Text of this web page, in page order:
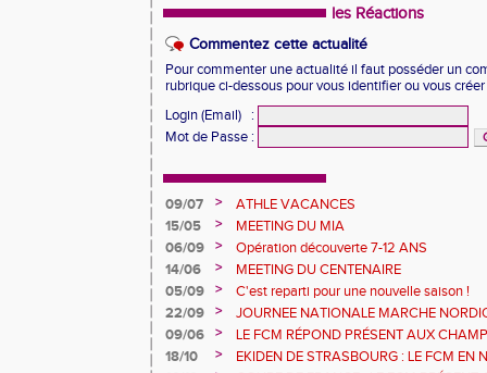
les Réactions
Commentez cette actualité
Pour commenter une actualité il faut posséder un
rubrique ci-dessous pour vous identifier ou vous
Login (Email)
:
Mot de Passe :
09/07 >
ATHLE VACANCES
15/05
>
MEETING DU MIA
06/09
>
Opération découverte 7-12 ANS
14/06
>
MEETING DU CENTENAIRE
05/09
>
C'est reparti pour une nouvelle saison !
22/09
>
JOURNEE NATIONALE MARCHE
09/06
>
LE FCM RÉPOND PRÉSENT AUX
DÉPARTEMENTAUX 68
18/10 >
EKIDEN DE STRASBOURG : LE FCM EN